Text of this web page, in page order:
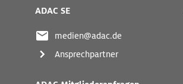
ADAC SE
medien@adac.de
Ansprechpartner